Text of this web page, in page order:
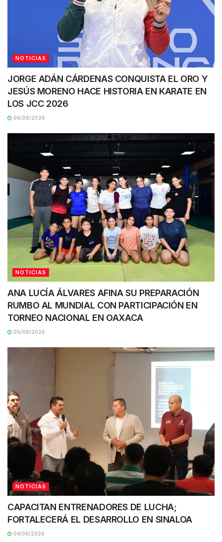
NOTICIAS
JORGE ADÁN CÁRDENAS CONQUISTA EL ORO Y
JESÚS MORENO HACE HISTORIA EN KARATE EN
LOS JCC 2026
06/08/2026
NOTICIAS
ANA LUCÍA ÁLVARES AFINA SU PREPARACIÓN
RUMBO AL MUNDIAL CON PARTICIPACIÓN EN
TORNEO NACIONAL EN OAXACA
05/08/2026
NOTICIAS
CAPACITAN ENTRENADORES DE LUCHA;
FORTALECERÁ EL DESARROLLO EN SINALOA
04/08/2026